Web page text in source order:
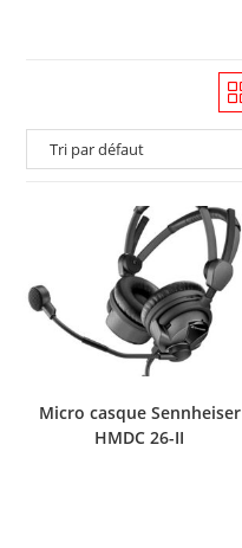
Micro casque Sennheiser
HMDC 26-II